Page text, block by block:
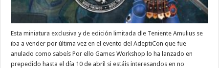
Esta miniatura exclusiva y de edición limitada dle Teniente Amulius se
iba a vender por última vez en el evento del AdeptiCon que fue
anulado como sabeís Por ello Games Workshop lo ha lanzado en
prepedido hasta el día 10 de abril si estáis interesandos en no